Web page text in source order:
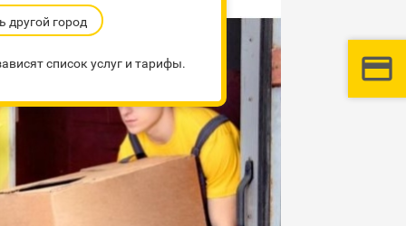
Оформить заказ
контакты

другой город
список услуг и тарифы.